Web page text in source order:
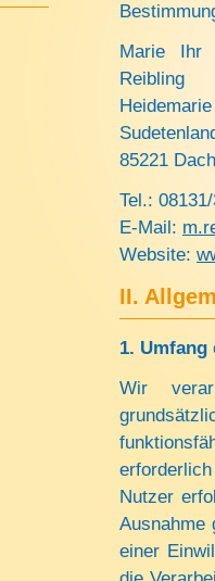
Marie Ihr
Reibling
85221
Tel.:
E-Mail:
Website:
II.
1. Umfang
Wir
Nutzer
Ausnahme
einer